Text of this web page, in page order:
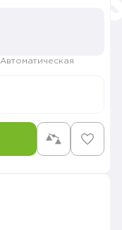
Автоматическая